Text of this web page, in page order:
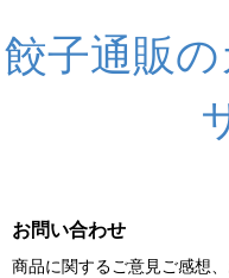
餃子通販
お問い合わせ
商品に関するご意見ご感想